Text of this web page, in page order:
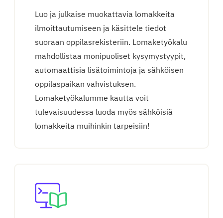
Luo ja julkaise muokattavia lomakkeita
ilmoittautumiseen ja käsittele tiedot
suoraan oppilasrekisteriin. Lomaketyökalu
mahdollistaa monipuoliset kysymystyypit,
automaattisia lisätoimintoja ja sähköisen
oppilaspaikan vahvistuksen.
Lomaketyökalumme kautta voit
tulevaisuudessa luoda myös sähköisiä
lomakkeita muihinkin tarpeisiin!